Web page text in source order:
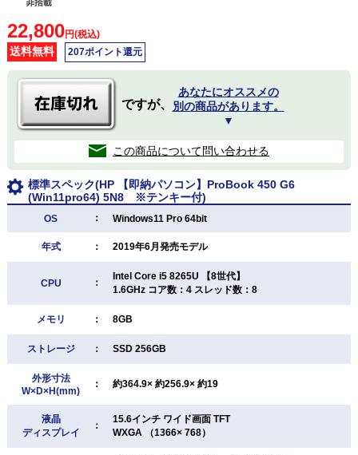
22,800円(税込)
送料無料 207ポイント還元
ですが、
あなたにオススメの
別の商品があります。
▼
この商品について問い合わせる
標準スペック(HP 【即納パソコン】ProBook 450 G6
(Win11pro64) 5N8 ※テンキー付)
OS ： Windows11 Pro 64bit
年式 ： 2019年6月発売モデル
CPU ：
Intel Core i5 8265U 【8世代】
1.6GHz コア数：4 スレッド数：8
メモリ ： 8GB
ストレージ ： SSD 256GB
外形寸法
W×D×H(mm)
： 約364.9× 約256.9× 約19
液晶
ディスプレイ
：
15.6インチ ワイド画面 TFT
WXGA （1366× 768）